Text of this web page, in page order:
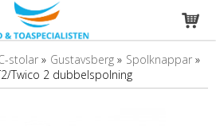
stolar » Gustavsberg » Spolknappar »
Twico 2 dubbelspolning